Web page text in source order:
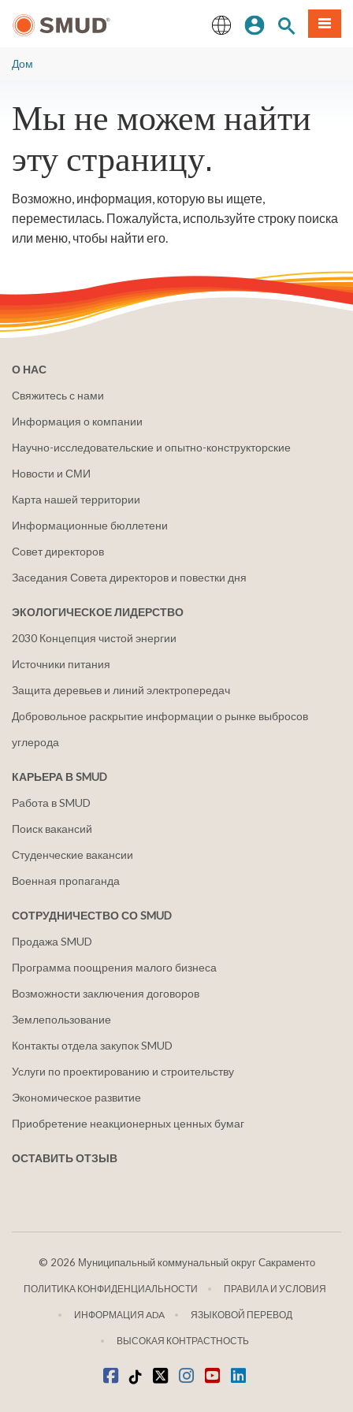
содержанию
входПоиск по
Меню
Дом
Мы не можем найти
эту страницу.
Возможно, информация, которую вы ищете,
переместилась. Пожалуйста, используйте строку поиска
или меню, чтобы найти его.
О НАС
Свяжитесь с нами
Информация о компании
Научно-исследовательские и опытно-конструкторские
Новости и СМИ
Карта нашей территории
Информационные бюллетени
Совет директоров
Заседания Совета директоров и повестки дня
ЭКОЛОГИЧЕСКОЕ ЛИДЕРСТВО
2030 Концепция чистой энергии
Источники питания
Защита деревьев и линий электропередач
Добровольное раскрытие информации о рынке выбросов
углерода
КАРЬЕРА В SMUD
Работа в SMUD
Поиск вакансий
Студенческие вакансии
Военная пропаганда
СОТРУДНИЧЕСТВО СО SMUD
Продажа SMUD
Программа поощрения малого бизнеса
Возможности заключения договоров
Землепользование
Контакты отдела закупок SMUD
Услуги по проектированию и строительству
Экономическое развитие
Приобретение неакционерных ценных бумаг
ОСТАВИТЬ ОТЗЫВ
© 2026 Муниципальный коммунальный округ Сакраменто
ПОЛИТИКА КОНФИДЕНЦИАЛЬНОСТИ ПРАВИЛА И УСЛОВИЯ
ИНФОРМАЦИЯ ADA ЯЗЫКОВОЙ ПЕРЕВОД
ВЫСОКАЯ КОНТРАСТНОСТЬ
Фейсбук
Тик-Токщебетать
Инстаграм
ЮтубLinkedIn